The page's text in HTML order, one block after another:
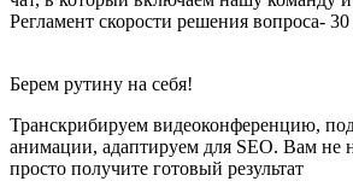
Транскрибируем видеоконференцию,
анимации, адаптируем для SEO. Вам не
просто получите готовый результат